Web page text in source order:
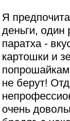
Я
деньги, один
паратха -
картошки и
не берут!
очень